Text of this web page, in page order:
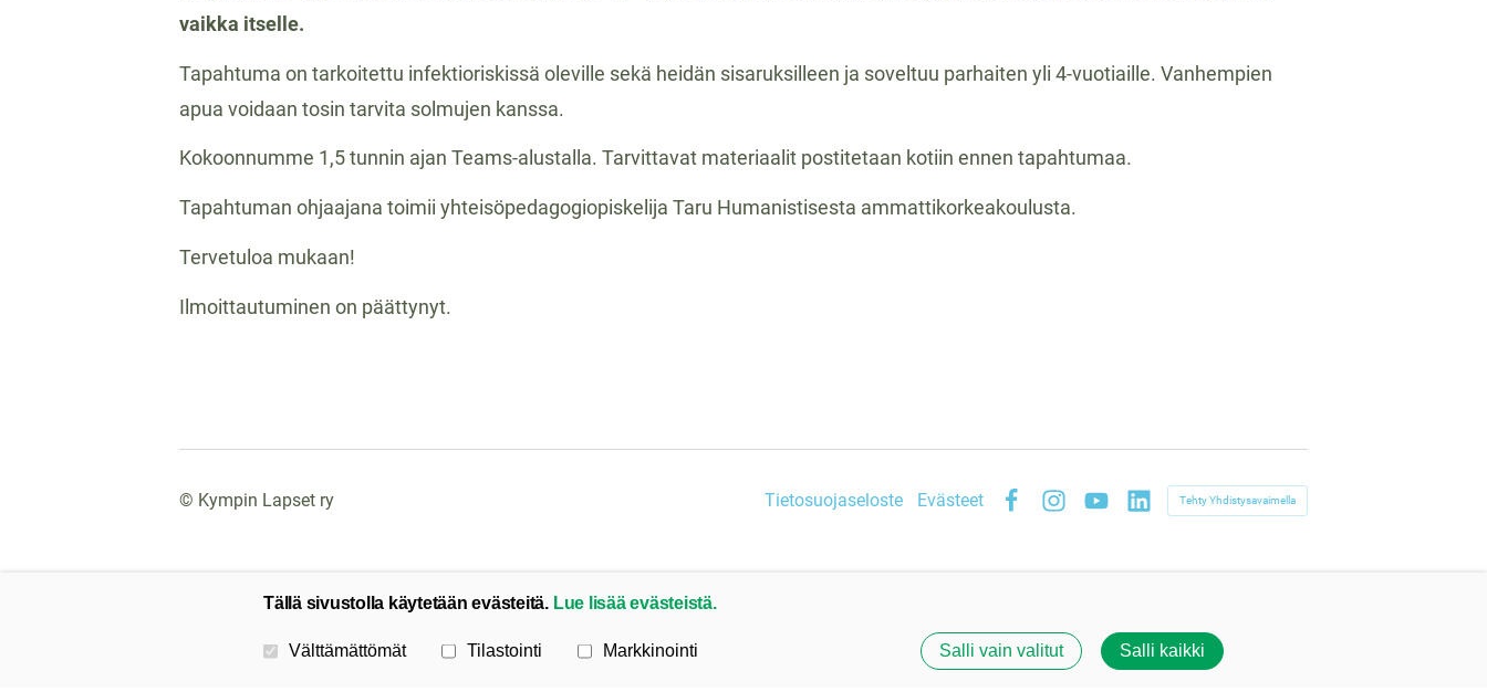
vaikka itselle.
Tapahtuma on tarkoitettu infektioriskissä oleville sekä heidän sisaruksilleen ja soveltuu parhaiten yli 4-vuotiaille. Vanhempien
apua voidaan tosin tarvita solmujen kanssa.
Kokoonnumme 1,5 tunnin ajan Teams-alustalla. Tarvittavat materiaalit postitetaan kotiin ennen tapahtumaa.
Tapahtuman ohjaajana toimii yhteisöpedagogiopiskelija Taru Humanistisesta ammattikorkeakoulusta.
Tervetuloa mukaan!
Ilmoittautuminen on päättynyt.
© Kympin Lapset ry Tietosuojaseloste
Evästeet
LinkedIn
Tehty Yhdistysavaimella
Tällä sivustolla käytetään evästeitä. Lue lisää evästeistä.
Valitse käytettävät evästeet
Välttämättömät Tilastointi Markkinointi Salli vain valitut Salli kaikki